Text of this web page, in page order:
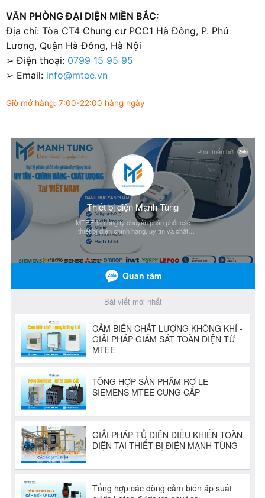
VĂN PHÒNG ĐẠI DIỆN MIỀN BẮC:
Địa chỉ: Tòa CT4 Chung cư PCC1 Hà Đông, P. Phú
Lương, Quận Hà Đông, Hà Nội
➢ Điện thoại: 0799 15 95 95
➢ Email: info@mtee.vn
Giờ mở hàng: 7:00-22:00 hàng ngày